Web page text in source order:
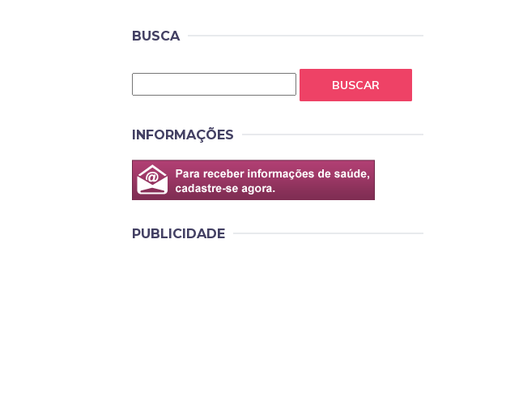
BUSCA
BUSCAR
INFORMAÇÕES
PUBLICIDADE